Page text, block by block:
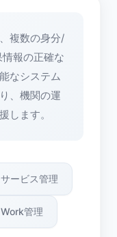
複数の身分/
報の正確な
なシステム
、機関の運
します。
ービス管理
管理